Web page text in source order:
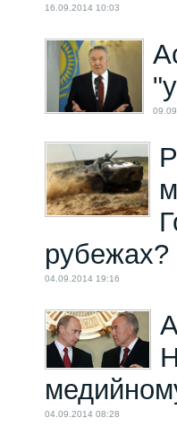
16.09.2014 10:03
рубежах?
04.09.2014 19:16
04.09.2014 08:28